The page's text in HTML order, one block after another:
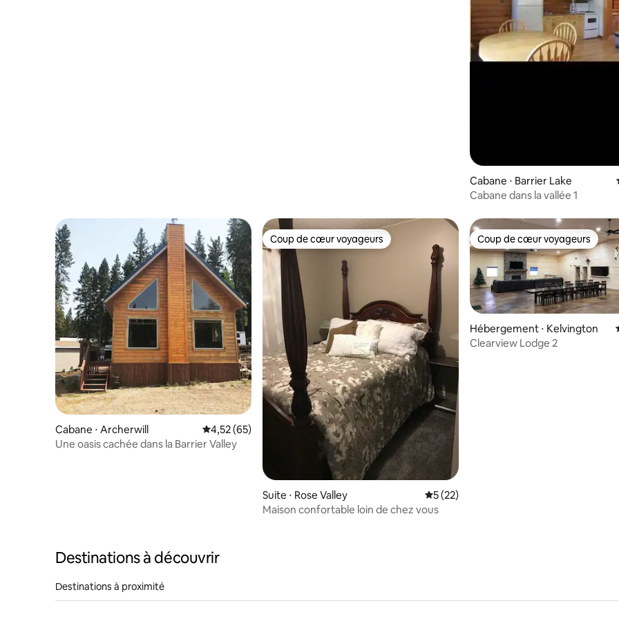
Cabane ⋅ Barrier Lake
Cabane dans la vallée 1
Cabane ⋅ Archerwill Évaluation moyenne sur la base de 65 commentaires : 4,52 sur 5
4,52 (65)
Une oasis cachée dans la Barrier Valley
Coup de cœur voyageurs
Coup de cœur voyageurs
Suite ⋅ Rose Valley Évaluation moyenne sur la base de 22
5 (22)
Maison confortable loin de chez vous
Coup de cœur voyageurs
Coup de cœur voyageurs
Hébergement ⋅ Kelvington
Clearview Lodge 2
Destinations à découvrir
Destinations à proximité